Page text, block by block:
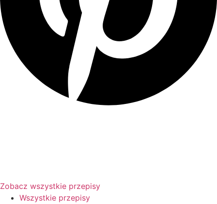
Zobacz wszystkie przepisy
Wszystkie przepisy